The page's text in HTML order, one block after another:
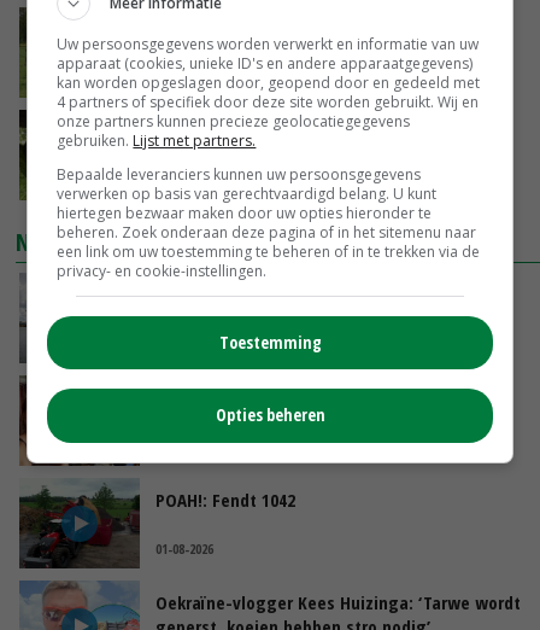
Schipluiden
VANDAAG, 13:04
Onderzoek: rantsoen van invloed op
wateropname koe
VANDAAG, 12:37
NIEUWSTE VIDEO'S
Koeien van enige drijvende boerderij ter
wereld zijn te koop
VANDAAG, 12:00
Danique in Canada: ‘Superveel schik gehad
tijdens stage’
04-08-2026
POAH!: Fendt 1042
01-08-2026
Oekraïne-vlogger Kees Huizinga: ‘Tarwe wordt
Uw persoonsgegevens worden verwerkt en informatie van uw
apparaat (cookies, unieke ID's en andere apparaatgegevens)
kan worden opgeslagen door, geopend door en gedeeld met
4 partners of specifiek door deze site worden gebruikt. Wij en
onze partners kunnen precieze geolocatiegegevens
gebruiken. Lijst met partners.
Bepaalde leveranciers kunnen uw persoonsgegevens
verwerken op basis van gerechtvaardigd belang. U kunt
hiertegen bezwaar maken door uw opties hieronder te
beheren. Zoek onderaan deze pagina of in het sitemenu naar
een link om uw toestemming te beheren of in te trekken via de
privacy- en cookie-instellingen.
Toestemming
Opties beheren